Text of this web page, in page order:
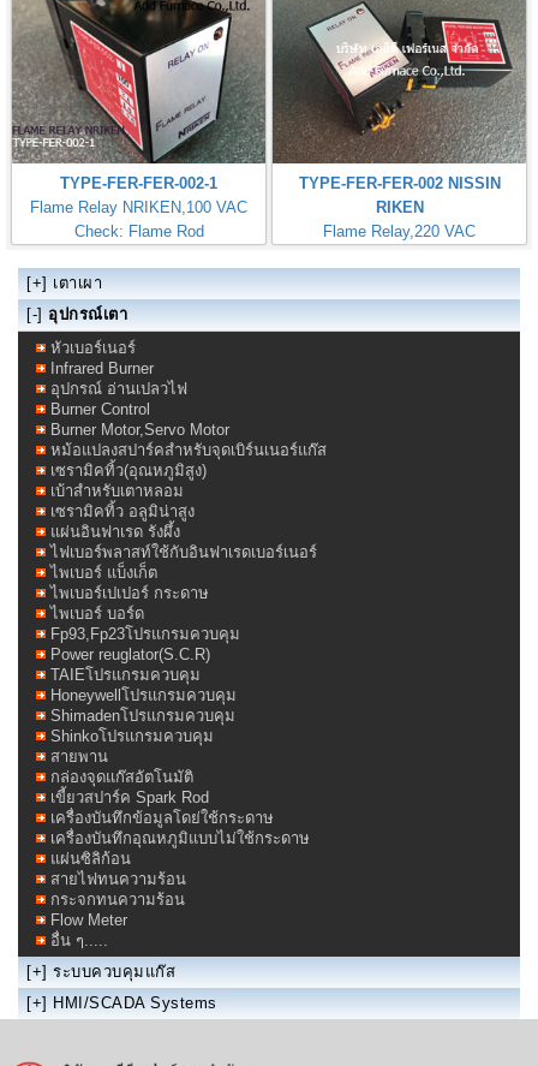
TYPE-FER-FER-002-1
Flame Relay NRIKEN,100 VAC
Check: Flame Rod
TYPE-FER-FER-002 NISSIN
RIKEN
Flame Relay,220 VAC
[+] เตาเผา
[-] อุปกรณ์เตา
หัวเบอร์เนอร์
Infrared Burner
อุปกรณ์ อ่านเปลวไฟ
Burner Control
Burner Motor,Servo Motor
หม้อแปลงสปาร์คสำหรับจุดเบิร์นเนอร์แก๊ส
เซรามิคทิ้ว(อุณหภูมิสูง)
เบ้าสำหรับเตาหลอม
เซรามิคทิ้ว อลูมิน่าสูง
แผ่นอินฟาเรด รังผึ้ง
ไฟเบอร์พลาสท์ใช้กับอินฟาเรดเบอร์เนอร์
ไพเบอร์ แบ็งเก็ต
ไพเบอร์เปเปอร์ กระดาษ
ไพเบอร์ บอร์ด
Fp93,Fp23โปรแกรมควบคุม
Power reuglator(S.C.R)
TAIEโปรแกรมควบคุม
Honeywellโปรแกรมควบคุม
Shimadenโปรแกรมควบคุม
Shinkoโปรแกรมควบคุม
สายพาน
กล่องจุดแก๊สอัตโนมัติ
เขี้ยวสปาร์ค Spark Rod
เครื่องบันทึกข้อมูลโดย่ใช้กระดาษ
เครื่องบันทึกอุณหภูมิแบบไม่ใช้กระดาษ
แผ่นซิลิก้อน
สายไฟทนความร้อน
กระจกทนความร้อน
Flow Meter
อื่น ๆ.....
[+] ระบบควบคุมแก๊ส
[+] HMI/SCADA Systems